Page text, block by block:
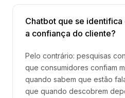
Chatbot que se
a confiança do cliente?
Pelo contrário: pesquisas
que consumidores confiam
quando sabem que estão
que quando descobrem